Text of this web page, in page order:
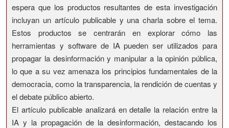
espera que los productos resultantes de esta investigación
incluyan un artículo publicable y una charla sobre el tema.
Estos productos se centrarán en explorar cómo las
herramientas y software de IA pueden ser utilizados para
propagar la desinformación y manipular a la opinión pública,
lo que a su vez amenaza los principios fundamentales de la
democracia, como la transparencia, la rendición de cuentas y
el debate público abierto.
El artículo publicable analizará en detalle la relación entre la
IA y la propagación de la desinformación, destacando los